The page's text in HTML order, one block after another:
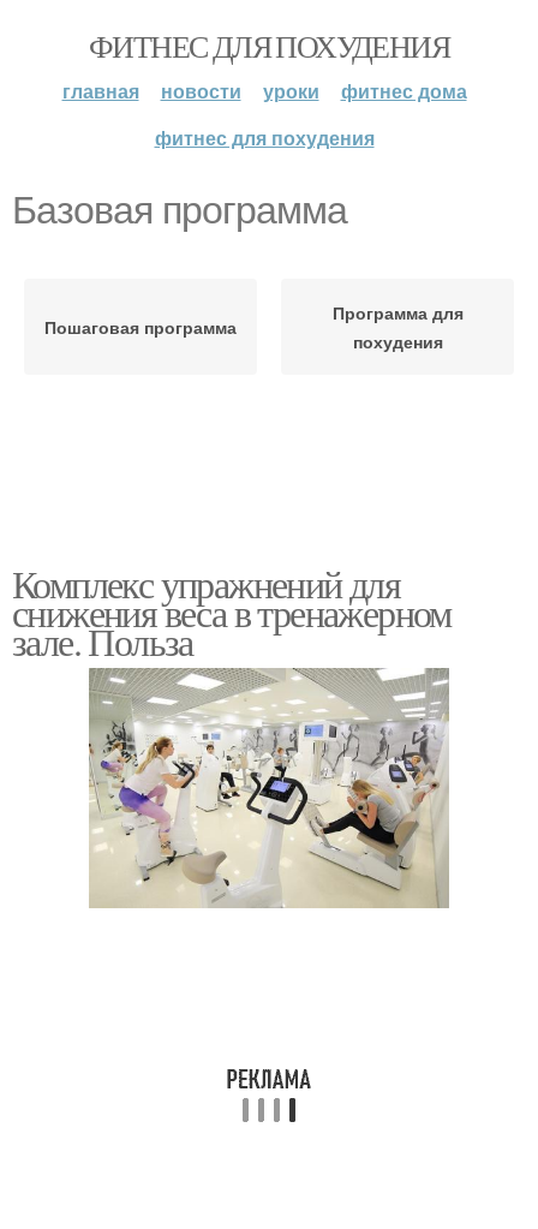
ФИТНЕС ДЛЯ ПОХУДЕНИЯ
главная новости уроки
фитнес дома
фитнес для похудения
Базовая программа
Пошаговая программа
Программа для
похудения
Комплекс упражнений для
снижения веса в тренажерном
зале. Польза